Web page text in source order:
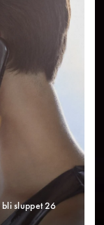
bli sluppet 26